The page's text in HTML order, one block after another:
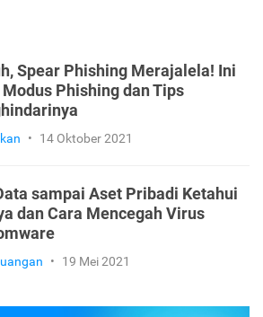
Spear Phishing Merajalela! Ini
Modus Phishing dan Tips
• 14 Oktober 2021
sampai Aset Pribadi Ketahui
dan Cara Mencegah Virus
• 19 Mei 2021